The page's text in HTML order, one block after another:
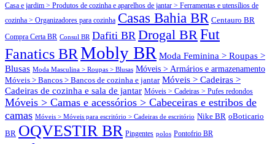
Casa e jardim > Produtos de cozinha e aparelhos de jantar > Ferramentas e utensílios de
cozinha > Organizadores para cozinha Casas Bahia BR Centauro BR
Compra Certa BR Consul BR Dafiti BR Drogal BR Fut
Fanatics BR Mobly BR Moda Feminina > Roupas >
Blusas Moda Masculina > Roupas > Blusas Móveis > Armários e armazenamento
Móveis > Bancos > Bancos de cozinha e jantar Móveis > Cadeiras >
Cadeiras de cozinha e sala de jantar Móveis > Cadeiras > Pufes redondos
Móveis > Camas e acessórios > Cabeceiras e estribos de
camas Móveis > Móveis para escritório > Cadeiras de escritório Nike BR oBoticario
BR OQVESTIR BR Pingentes polos Pontofrio BR